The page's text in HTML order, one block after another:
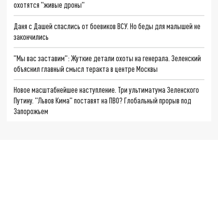
охотятся "живые дроны"
Даня с Дашей спаслись от боевиков ВСУ. Но беды для малышей не
закончились
"Мы вас заставим": Жуткие детали охоты на генерала. Зеленский
объяснил главный смысл теракта в центре Москвы
Новое масштабнейшее наступление. Три ультиматума Зеленского
Путину. "Львов Кима" поставят на ПВО? Глобальный прорыв под
Запорожьем